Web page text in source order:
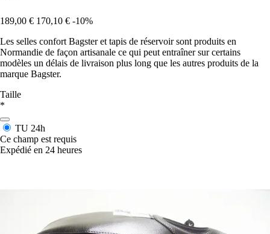
189,00 € 170,10 € -10%
Les selles confort Bagster et tapis de réservoir sont produits en
Normandie de façon artisanale ce qui peut entraîner sur certains
modèles un délais de livraison plus long que les autres produits de la
marque Bagster.
Taille
*
TU 24h
Ce champ est requis
Expédié en 24 heures